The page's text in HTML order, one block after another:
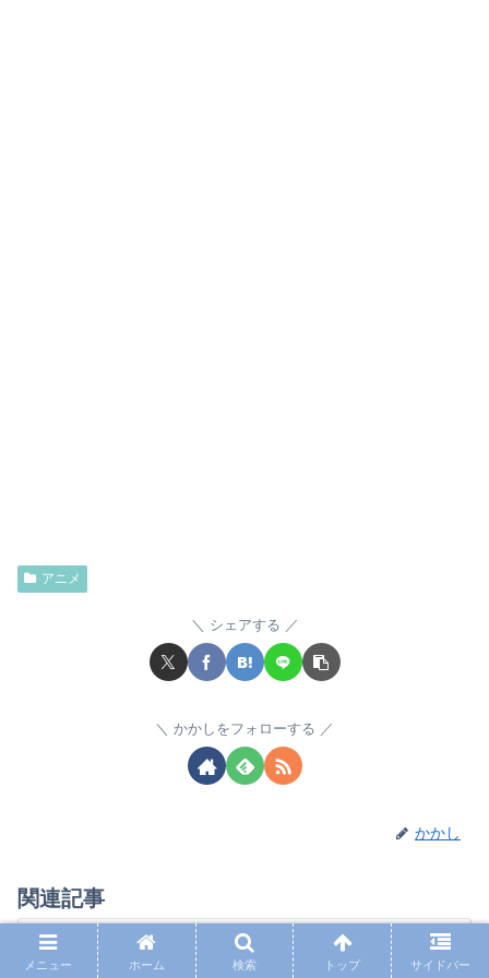
アニメ
シェアする
かかしをフォローする
かかし
関連記事
「ハイキュー」のグッズ・フィギュア
を販売しているショップを紹介！
メニュー ホーム 検索 トップ サイドバー